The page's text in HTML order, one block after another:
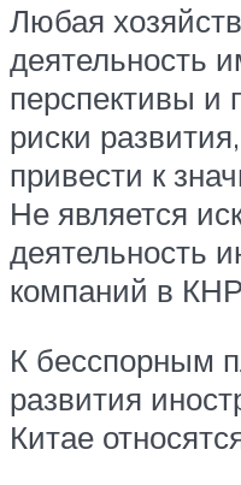
Любая
деятельность
перспективы и
риски
привести к
Не является
деятельность
компаний в
К бесспорным
развития
Китае